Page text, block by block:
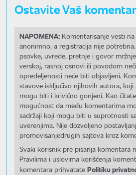
Ostavite Vaš
NAPOMENA: Komentarisanje vesti
anonimno, a registracija nije
psovke, uvrede, pretnje i govor
verskoj, rasnoj osnovi ili povodom
opredeljenosti neće biti objavljeni.
stavove isključivo njihovih autora,
mogu biti i krivično gonjeni. Kao
mogućnost da među komentarima
sadržaji koji mogu biti u suprotnosti
uverenjima. Nije dozvoljeno
promovisanjedrugih sajtova kroz
Svaki korisnik pre pisanja komentara
Pravilima i uslovima korišćenja
komentara prihvatate Politiku